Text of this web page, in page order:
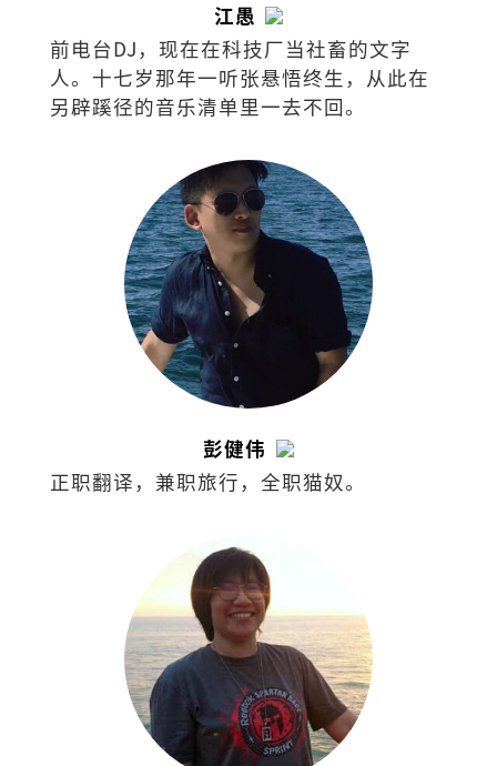
江愚
前电台DJ，现在在科技厂当社畜的文字
人。十七岁那年一听张悬悟终生，从此在
另辟蹊径的音乐清单里一去不回。
彭健伟
正职翻译，兼职旅行，全职猫奴。